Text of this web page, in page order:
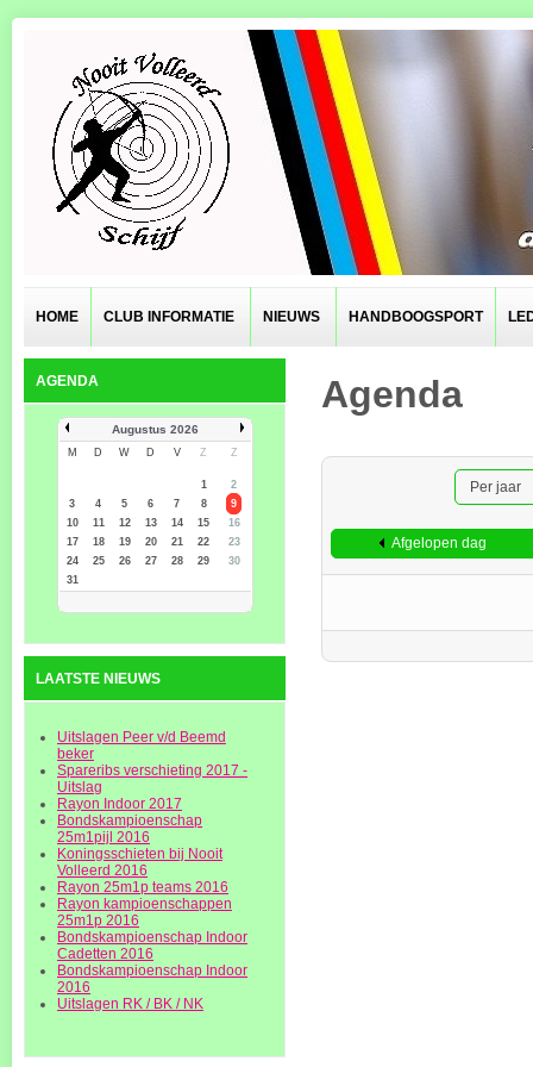
HOME CLUB INFORMATIE NIEUWS HANDBOOGSPORT
AGENDA
Augustus 2026
M D W D V Z Z
1
2
3
4 5 6 7 8
9
10
11 12 13 14 15
16
17
18 19 20 21 22
23
24
25 26 27 28 29
30
31
LAATSTE NIEUWS
Uitslagen Peer v/d Beemd
beker
Spareribs verschieting 2017 -
Uitslag
Rayon Indoor 2017
Bondskampioenschap
25m1pijl 2016
Koningsschieten bij Nooit
Volleerd 2016
Rayon 25m1p teams 2016
Rayon kampioenschappen
25m1p 2016
Bondskampioenschap Indoor
Cadetten 2016
Bondskampioenschap Indoor
2016
Uitslagen RK / BK / NK
Agenda
Per jaar
Afgelopen dag